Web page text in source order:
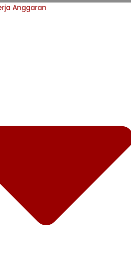
Anggaran